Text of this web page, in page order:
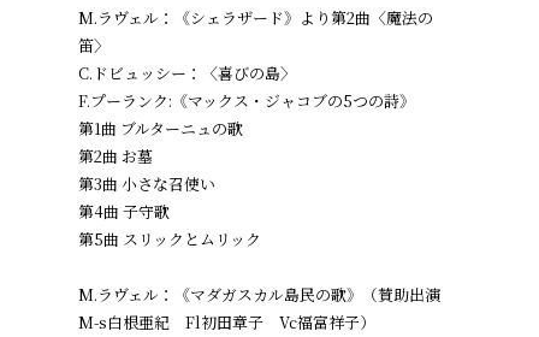
M.ラヴェル：《シェラザード》より第2曲〈魔法の
笛〉
C.ドビュッシー：〈喜びの島〉
F.プーランク:《マックス・ジャコブの5つの詩》
第1曲 ブルターニュの歌
第2曲 お墓
第3曲 小さな召使い
第4曲 子守歌
第5曲 スリックとムリック
M.ラヴェル：《マダガスカル島民の歌》（賛助出演
M-s白根亜紀 Fl初田章子 Vc福富祥子）